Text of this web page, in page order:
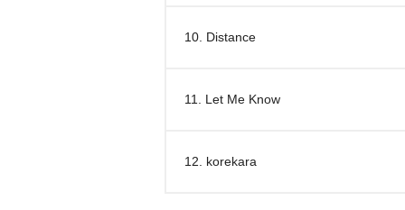
10. Distance
11. Let Me Know
12. korekara